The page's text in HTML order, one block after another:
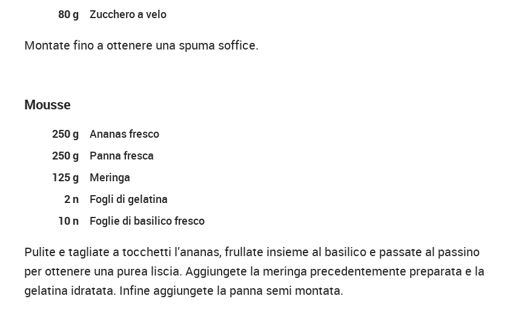
80 g
Zucchero a velo
Montate fino a ottenere una spuma soffice.
Mousse
250 g
Ananas fresco
250 g
Panna fresca
125 g
Meringa
2 n
Fogli di gelatina
10 n
Foglie di basilico fresco
Pulite e tagliate a tocchetti l’ananas, frullate insieme al basilico e passate al passino
per ottenere una purea liscia. Aggiungete la meringa precedentemente preparata e la
gelatina idratata. Infine aggiungete la panna semi montata.